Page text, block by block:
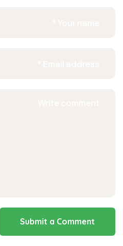
Submit a Comment